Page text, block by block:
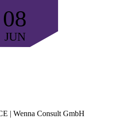
08
JUN
| Wenna Consult GmbH